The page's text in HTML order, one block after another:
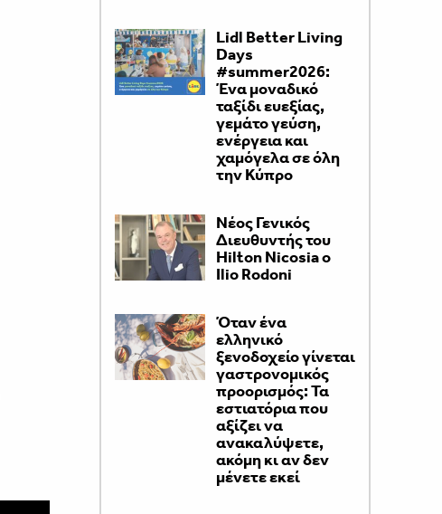
Lidl Better Living
Days
#summer2026:
Ένα μοναδικό
ταξίδι ευεξίας,
γεμάτο γεύση,
ενέργεια και
χαμόγελα σε όλη
την Κύπρο
Νέος Γενικός
Διευθυντής του
Hilton Nicosia ο
Ilio Rodoni
Όταν ένα
ελληνικό
ξενοδοχείο γίνεται
γαστρονομικός
προορισμός: Τα
εστιατόρια που
αξίζει να
ανακαλύψετε,
ακόμη κι αν δεν
μένετε εκεί